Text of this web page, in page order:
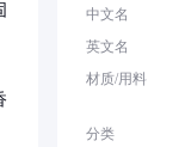
中文名
英文名
材质/用料
分类